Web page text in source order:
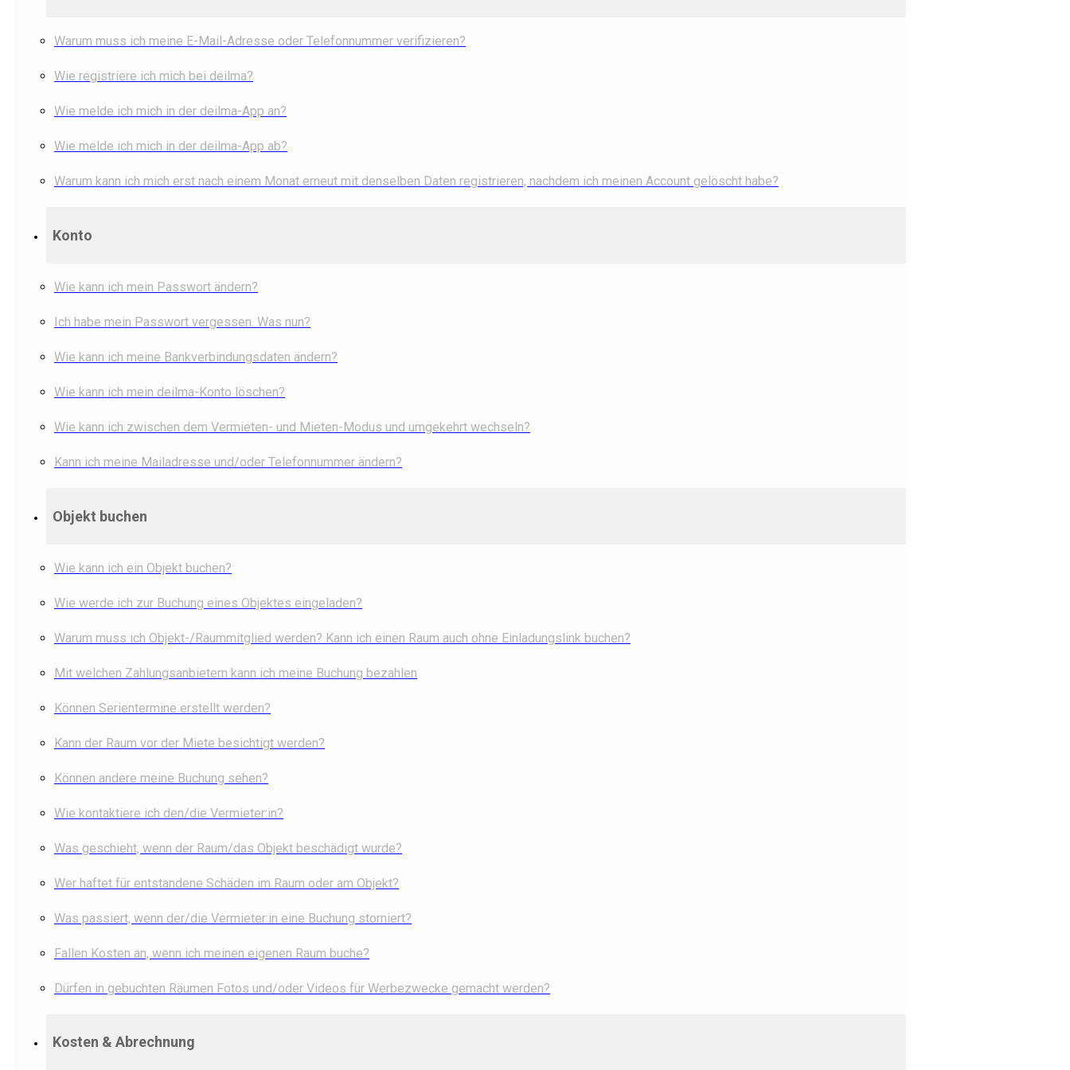
Warum muss ich meine E-Mail-Adresse oder Telefonnummer verifizieren?
Wie registriere ich mich bei deilma?
Wie melde ich mich in der deilma-App an?
Wie melde ich mich in der deilma-App ab?
Warum kann ich mich erst nach einem Monat erneut mit denselben Daten registrieren, nachdem ich meinen Account gelöscht habe?
Konto
Wie kann ich mein Passwort ändern?
Ich habe mein Passwort vergessen. Was nun?
Wie kann ich meine Bankverbindungsdaten ändern?
Wie kann ich mein deilma-Konto löschen?
Wie kann ich zwischen dem Vermieten- und Mieten-Modus und umgekehrt wechseln?
Kann ich meine Mailadresse und/oder Telefonnummer ändern?
Objekt buchen
Wie kann ich ein Objekt buchen?
Wie werde ich zur Buchung eines Objektes eingeladen?
Warum muss ich Objekt-/Raummitglied werden? Kann ich einen Raum auch ohne Einladungslink buchen?
Mit welchen Zahlungsanbietern kann ich meine Buchung bezahlen
Können Serientermine erstellt werden?
Kann der Raum vor der Miete besichtigt werden?
Können andere meine Buchung sehen?
Wie kontaktiere ich den/die Vermieter:in?
Was geschieht, wenn der Raum/das Objekt beschädigt wurde?
Wer haftet für entstandene Schäden im Raum oder am Objekt?
Was passiert, wenn der/die Vermieter:in eine Buchung storniert?
Fallen Kosten an, wenn ich meinen eigenen Raum buche?
Dürfen in gebuchten Räumen Fotos und/oder Videos für Werbezwecke gemacht werden?
Kosten & Abrechnung